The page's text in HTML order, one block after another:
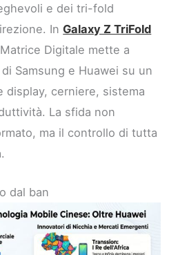
e dei tri-fold
InGalaxy Z TriFold
Digitale mette a
Samsung e Huawei su un
display, cerniere, sistema
La sfida non
ma il controllo di tutta
dal ban